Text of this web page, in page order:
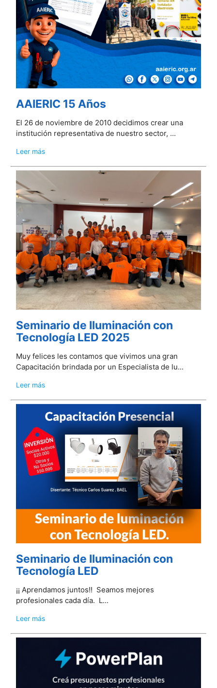
AAIERIC 15 Años
El 26 de noviembre de 2010 decidimos crear una
institución representativa de nuestro sector, ...
Leer más
Seminario de Iluminación con
Tecnología LED 2025
Muy felices les contamos que vivimos una gran
Capacitación brindada por un Especialista de lu...
Leer más
Seminario de Iluminación con
Tecnología LED
¡¡ Aprendamos juntos!! Seamos mejores
profesionales cada día. L...
Leer más